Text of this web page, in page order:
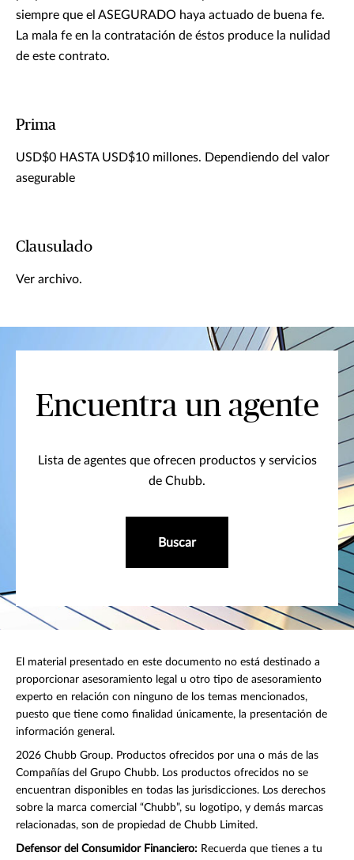
siempre que el ASEGURADO haya actuado de buena fe.
La mala fe en la contratación de éstos produce la nulidad
de este contrato.
Prima
USD$0 HASTA USD$10 millones. Dependiendo del valor
asegurable
Clausulado
Ver archivo.
Encuentra un agente
Lista de agentes que ofrecen productos y servicios
de Chubb.
Buscar
El material presentado en este documento no está destinado a
proporcionar asesoramiento legal u otro tipo de asesoramiento
experto en relación con ninguno de los temas mencionados,
puesto que tiene como finalidad únicamente, la presentación de
información general.
2026 Chubb Group. Productos ofrecidos por una o más de las
Compañías del Grupo Chubb. Los productos ofrecidos no se
encuentran disponibles en todas las jurisdicciones. Los derechos
sobre la marca comercial “Chubb”, su logotipo, y demás marcas
relacionadas, son de propiedad de Chubb Limited.
Defensor del Consumidor Financiero: Recuerda que tienes a tu